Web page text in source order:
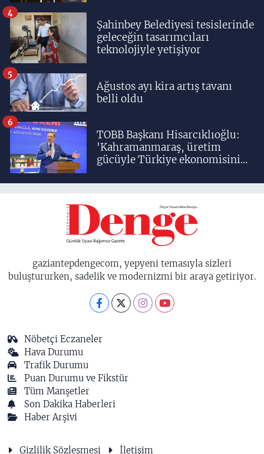
Şahinbey Belediyesi tesislerinde
geleceğin tasarımcıları
teknolojiyle yetişiyor
4
Ağustos ayı kira artış tavanı
belli oldu
5
TOBB Başkanı Hisarcıklıoğlu:
'Kahramanmaraş, üretim
gücüyle Türkiye ekonomisinin
birisidir'
6
gaziantepdengecom, yepyeni temasıyla sizleri
buluştururken, sadelik ve modernizmi bir araya getiriyor.
Nöbetçi Eczaneler
Hava Durumu
Trafik Durumu
Puan Durumu ve Fikstür
Tüm Manşetler
Son Dakika Haberleri
Haber Arşivi
Gizlilik Sözleşmesi İletişim